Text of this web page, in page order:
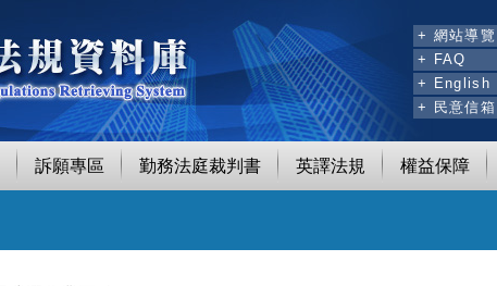
+ 網站導覽
+ FAQ
+ English
+ 民意信箱
訴願專區 勤務法庭裁判書 英譯法規 權益保障